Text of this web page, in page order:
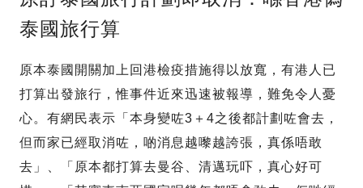
泰國旅行算
原本泰國開關加上回港檢疫措施得以放寬，有港人已
打算出發旅行，惟事件近來迅速被報導，難免令人憂
心。有網民表示「本身變咗3＋4之後都計劃咗會去，
但而家已經取消咗，啲消息越嚟越誇張，真係唔敢
去」、「原本都打算去曼谷、清邁玩吓，真心好可